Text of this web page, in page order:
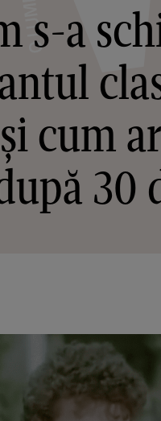
s-a
cum
30